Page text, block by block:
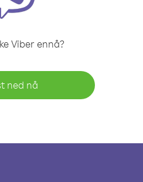
Viber ennå?
ned nå